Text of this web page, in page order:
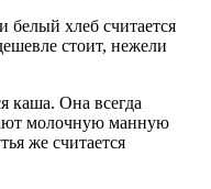
белый хлеб считается
стоит, нежели
каша. Она всегда
молочную манную
же считается